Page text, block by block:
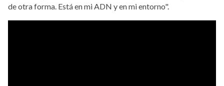
de otra forma. Está en mi ADN y en mi entorno".